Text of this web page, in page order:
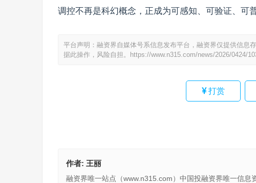
调控不再是科幻概念，正成为可感知、可验证、可
平台声明：融资界自媒体号系信息发布平台，融资界仅提供信息
据此操作，风险自担。
https://www.n315.com/news/2026/0424/
打赏
作者: 王丽
融资界唯一站点（www.n315.com）中国投融资界唯一信